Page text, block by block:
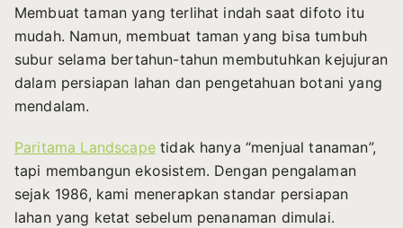
Membuat taman yang terlihat indah saat difoto itu
mudah. Namun, membuat taman yang bisa tumbuh
subur selama bertahun-tahun membutuhkan kejujuran
dalam persiapan lahan dan pengetahuan botani yang
mendalam.
Paritama Landscapetidak hanya “menjual tanaman”,
tapi membangun ekosistem. Dengan pengalaman
sejak 1986, kami menerapkan standar persiapan
lahan yang ketat sebelum penanaman dimulai.